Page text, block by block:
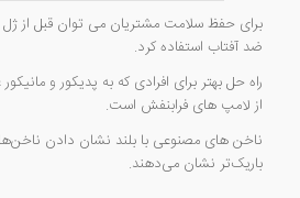
برای حفظ سلامت مشتریان می توان قبل از ژل
ضد آفتاب استفاده کرد.
راه حل بهتر برای افرادی که به پدیکور و
از لامپ های فرابنفش است.
ناخن های مصنوعی با بلند نشان دادن
باریک‌تر نشان می‌دهند.